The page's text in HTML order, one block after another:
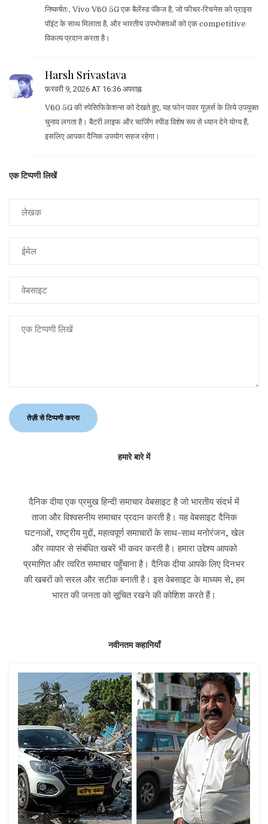
निष्कर्षतः, Vivo V60 5G एक बैलेंस्ड पॅकेज है, जो फीचर‑रिचनेस को प्राइस
पॉइंट के साथ मिलाता है, और भारतीय उपभोक्ताओं को एक competitive
विकल्प प्रदान करता है।
Harsh Srivastava
फ़रवरी 9, 2026 AT 16:36 अपराह्न
V60 5G की स्पेसिफिकेशन्स को देखते हुए, यह फोन पावर यूज़र्स के लिये उपयुक्त
चुनाव लगता है। बैटरी लाइफ और चार्जिंग स्पीड विशेष रूप से ध्यान देने योग्य हैं,
इसलिए आपका दैनिक उपयोग सहज रहेगा।
एक टिप्पणी लिखें
हमारे बारे में
दैनिक दीया एक प्रमुख हिन्दी समाचार वेबसाइट है जो भारतीय संदर्भ में
ताजा और विश्वसनीय समाचार प्रदान करती है। यह वेबसाइट दैनिक
घटनाओं, राष्ट्रीय मुद्दों, महत्वपूर्ण समाचारों के साथ-साथ मनोरंजन, खेल
और व्यापार से संबंधित खबरें भी कवर करती है। हमारा उद्देश्य आपको
प्रमाणित और त्वरित समाचार पहुँचाना है। दैनिक दीया आपके लिए दिनभर
की खबरों को सरल और सटीक बनाती है। इस वेबसाइट के माध्यम से, हम
भारत की जनता को सूचित रखने की कोशिश करते हैं।
नवीनतम कहानियाँ